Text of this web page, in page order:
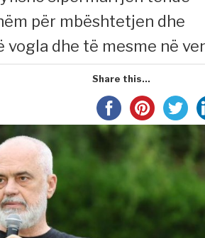
për mbështetjen dhe
dhe të mesme në
Share this...